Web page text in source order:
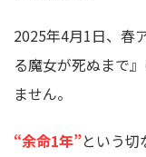
2025年4月1日、春
る魔女が死ぬまで
ません。
“余命1年”という